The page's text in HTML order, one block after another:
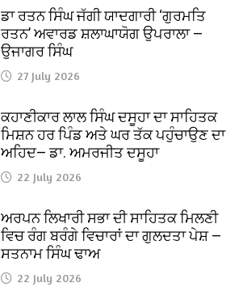
ਡਾ ਰਤਨ ਸਿੰਘ ਜੱਗੀ ਯਾਦਗਾਰੀ ‘ਗੁਰਮਤਿ
ਰਤਨ’ ਅਵਾਰਡ ਸ਼ਲਾਘਾਯੋਗ ਉਪਰਾਲਾ —
ਉਜਾਗਰ ਸਿੰਘ
27 July 2026
ਕਹਾਣੀਕਾਰ ਲਾਲ ਸਿੰਘ ਦਸੂਹਾ ਦਾ ਸਾਹਿਤਕ
ਮਿਸ਼ਨ ਹਰ ਪਿੰਡ ਅਤੇ ਘਰ ਤੱਕ ਪਹੁੰਚਾਉਣ ਦਾ
ਅਹਿਦ— ਡਾ. ਅਮਰਜੀਤ ਦਸੂਹਾ
22 July 2026
ਅਰਪਨ ਲਿਖਾਰੀ ਸਭਾ ਦੀ ਸਾਹਿਤਕ ਮਿਲਣੀ
ਵਿਚ ਰੰਗ ਬਰੰਗੇ ਵਿਚਾਰਾਂ ਦਾ ਗੁਲਦਤਾ ਪੇਸ਼ —
ਸਤਨਾਮ ਸਿੰਘ ਢਾਅ
22 July 2026